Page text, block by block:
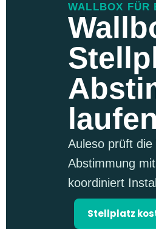
WALLBOX FÜR
Auleso prüft
Abstimmung
koordiniert
Stellplatz